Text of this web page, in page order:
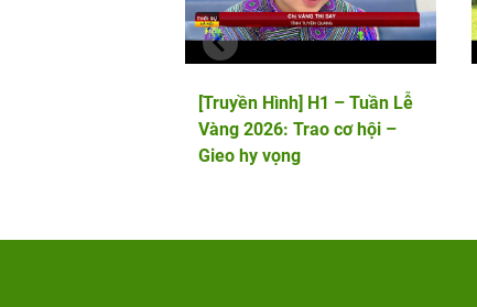
[Truyền Hình] H1 – Tuần Lễ
Vàng 2026: Trao cơ hội –
Gieo hy vọng